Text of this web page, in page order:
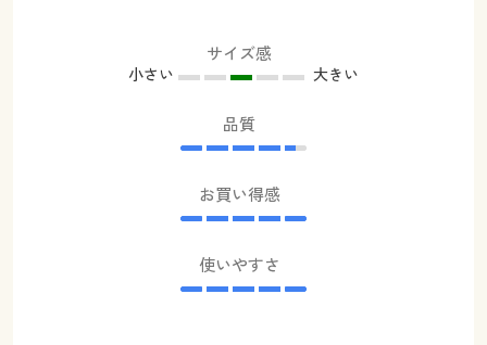
サイズ感
小さい 大きい
品質
お買い得感
使いやすさ